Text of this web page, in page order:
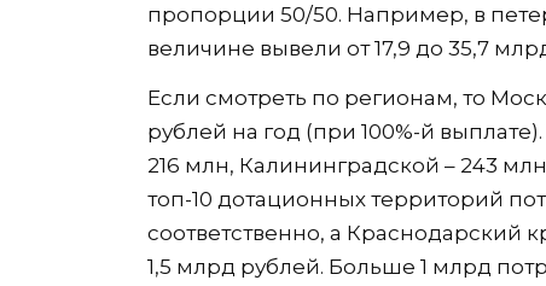
пропорции 50/50. Например, в
величине вывели от 17,9 до 35,7
Если смотреть по регионам, то
рублей на год (при 100%-й
216 млн, Калининградской – 243
топ-10 дотационных территорий
соответственно, а Краснодарский
1,5 млрд рублей. Больше 1 млрд